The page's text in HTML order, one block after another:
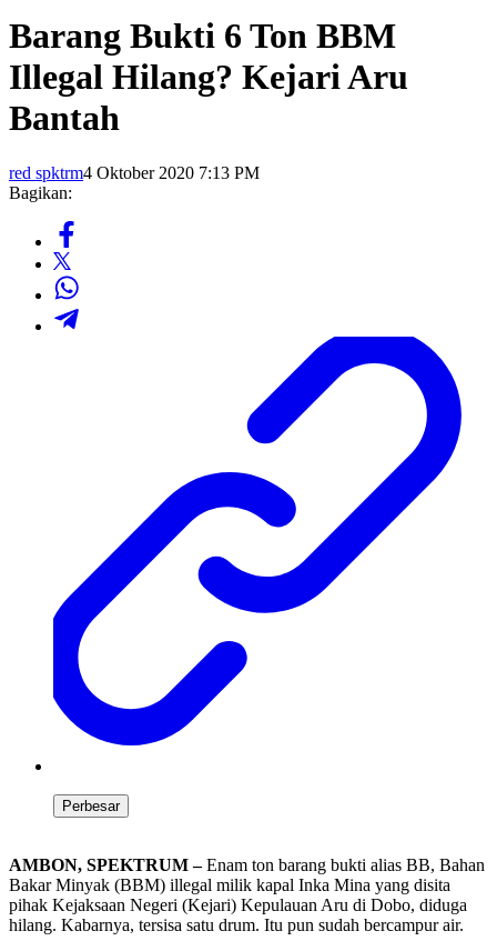
Barang Bukti 6 Ton BBM
Illegal Hilang? Kejari Aru
Bantah
red spktrm4 Oktober 2020 7:13 PM
Bagikan:
Perbesar
AMBON, SPEKTRUM –Enam ton barang bukti alias BB, Bahan
Bakar Minyak (BBM) illegal milik kapal Inka Mina yang disita
pihak Kejaksaan Negeri (Kejari) Kepulauan Aru di Dobo, diduga
hilang. Kabarnya, tersisa satu drum. Itu pun sudah bercampur air.